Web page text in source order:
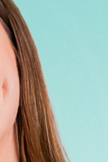
Meine Geräte
Bestellungen
Adressen
Español
體中文